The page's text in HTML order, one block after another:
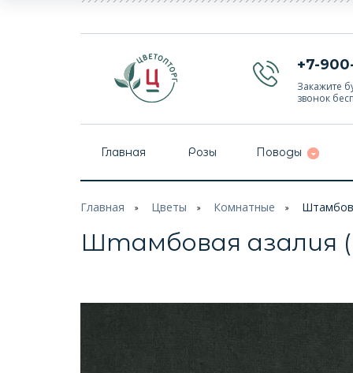
+7-
Закажите
звонок
Главная Розы Поводы
Главная Цветы Комнатные
Штамбовая азалия